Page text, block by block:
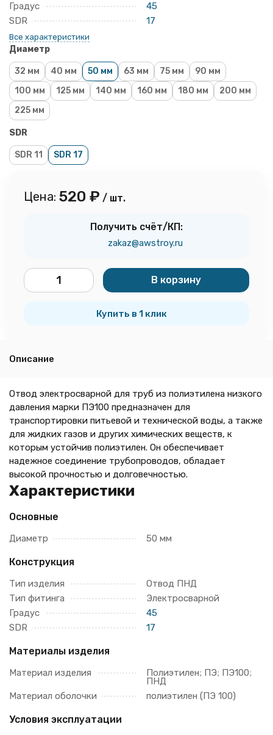
Градус
45
SDR
17
Все характеристики
Диаметр
32 мм 40 мм 50 мм 63 мм 75 мм
90 мм
100 мм
125 мм 140 мм 160 мм 180 мм
200 мм
225 мм
SDR
SDR 11 SDR 17
Цена: 520 ₽ / шт.
Получить счёт/КП:
zakaz@awstroy.ru
В корзину
Купить в 1 клик
Описание
Отвод электросварной для труб из полиэтилена низкого
давления марки ПЭ100 предназначен для
транспортировки питьевой и технической воды, а также
для жидких газов и других химических веществ, к
которым устойчив полиэтилен. Он обеспечивает
надежное соединение трубопроводов, обладает
высокой прочностью и долговечностью.
Характеристики
Основные
Диаметр 50 мм
Конструкция
Тип изделия
Отвод ПНД
Тип фитинга
Электросварной
Градус
45
SDR
17
Материалы изделия
Материал изделия Полиэтилен; ПЭ; ПЭ100;
ПНД
Материал оболочки
полиэтилен (ПЭ 100)
Условия эксплуатации